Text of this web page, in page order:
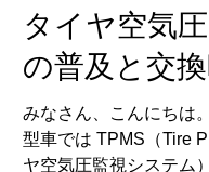
が登場しています。
備・カスタム業者にと
る大きなヒントになり
向けの“超小型モビリテ
発表がありました。 例
の電動SUVコンセプ
タイヤ空気圧
の普及と交
みなさん、こんにちは
型車では TPMS（Tire
ヤ空気圧監視システム